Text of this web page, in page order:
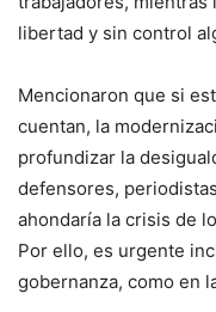
libertad y sin control
Mencionaron que si
cuentan, la
profundizar la
defensores,
ahondaría la crisis de
Por ello, es urgente
gobernanza, como en